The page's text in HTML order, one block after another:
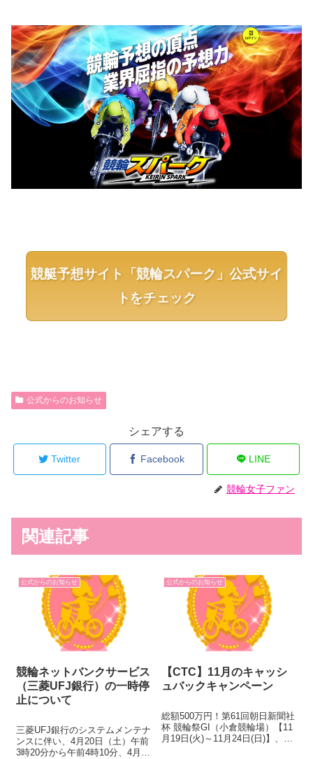
競艇予想サイト「競輪スパーク」公式サイ
トをチェック
公式からのお知らせ
シェアする
Twitter Facebook LINE
競輪女子ファン
関連記事
公式からのお知らせ
競輪ネットバンクサービス
（三菱UFJ銀行）の一時停
止について
三菱UFJ銀行のシステムメンテナ
ンスに伴い、4月20日（土）午前
3時20分から午前4時10分、4月21
公式からのお知らせ
【CTC】11月のキャッシ
ュバックキャンペーン
総額500万円！第61回朝日新聞社
杯 競輪祭GI（小倉競輪場）【11
月19日(火)～11月24日(日)】、